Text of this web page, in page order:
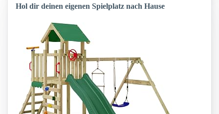
Hol dir deinen eigenen Spielplatz nach Hause